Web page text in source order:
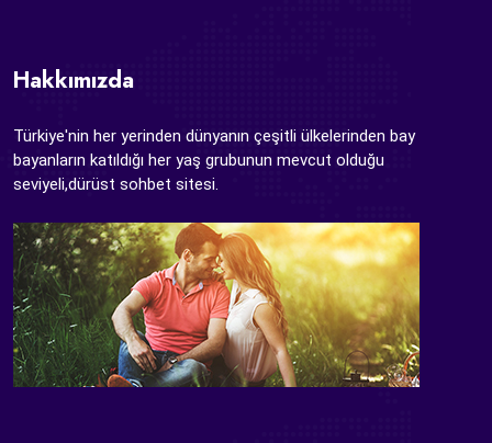
Hakkımızda
Türkiye'nin her yerinden dünyanın çeşitli ülkelerinden bay
bayanların katıldığı her yaş grubunun mevcut olduğu
seviyeli,dürüst sohbet sitesi.